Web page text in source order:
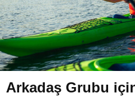
Arkadaş Grubu